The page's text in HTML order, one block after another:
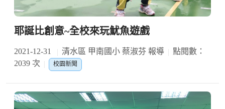
耶誕比創意~全校來玩魷魚遊戲
2021-12-31 清水區 甲南國小 蔡淑芬 報導
點閱數：
2039 次
校園新聞